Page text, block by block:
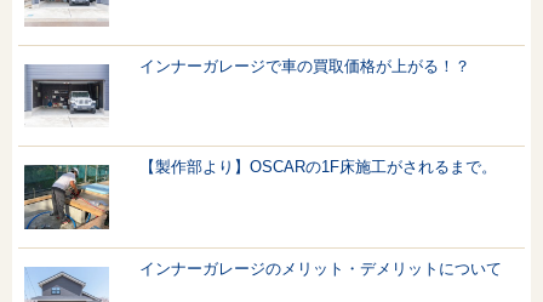
インナーガレージで車の買取価格が上がる！？
【製作部より】OSCARの1F床施工がされるまで。
インナーガレージのメリット・デメリットについて